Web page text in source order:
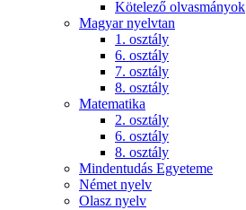
Kötelező olvasmányok
Magyar nyelvtan
1. osztály
6. osztály
7. osztály
8. osztály
Matematika
2. osztály
6. osztály
8. osztály
Mindentudás Egyeteme
Német nyelv
Olasz nyelv